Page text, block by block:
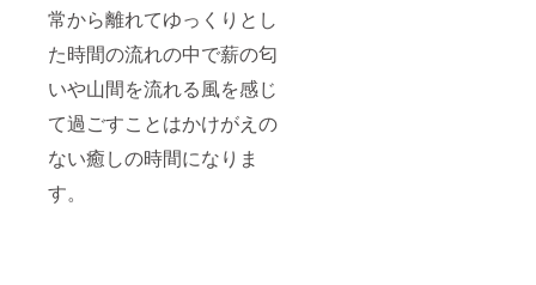
常から離れてゆっくりとし
た時間の流れの中で薪の匂
いや山間を流れる風を感じ
て過ごすことはかけがえの
ない癒しの時間になりま
す。